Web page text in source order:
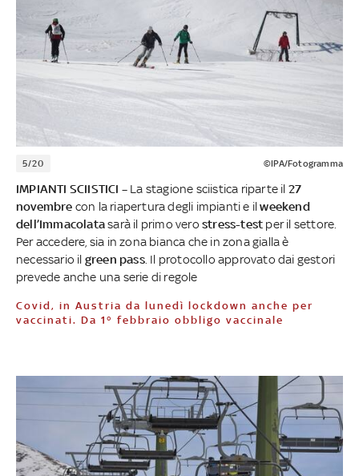
5/20 ©IPA/Fotogramma
IMPIANTI SCIISTICI – La stagione sciistica riparte il 27
novembre con la riapertura degli impianti e ilweekend
dell’Immacolatasarà il primo vero stress-test per il settore.
Per accedere, sia in zona bianca che in zona gialla è
necessario il green pass. Il protocollo approvato dai gestori
prevede anche una serie di regole
Covid, in Austria da lunedì lockdown anche per
vaccinati. Da 1° febbraio obbligo vaccinale